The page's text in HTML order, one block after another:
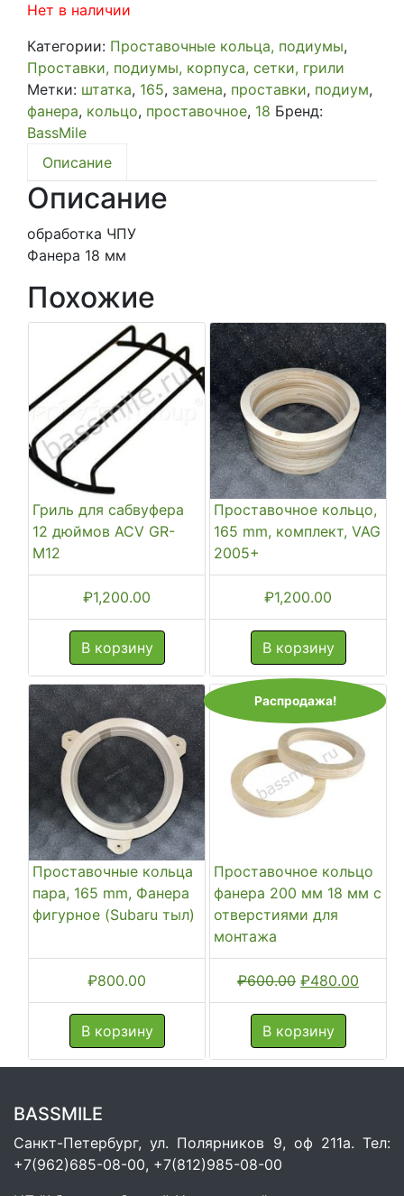
Нет в наличии
Категории: Проставочные кольца, подиумы,
Проставки, подиумы, корпуса, сетки, грили
Метки: штатка, 165, замена, проставки, подиум,
фанера, кольцо, проставочное, 18 Бренд:
BassMile
Описание
Описание
обработка ЧПУ
Фанера 18 мм
Похожие
Гриль для сабвуфера
12 дюймов ACV GR-
M12
₽1,200.00
В корзину
Проставочное кольцо,
165 mm, комплект, VAG
2005+
₽1,200.00
В корзину
Проставочные кольца
пара, 165 mm, Фанера
фигурное (Subaru тыл)
₽800.00
В корзину
Распродажа!
Проставочное кольцо
фанера 200 мм 18 мм с
отверстиями для
монтажа
₽600.00
цена
составляла
₽600.00.
₽480.00
цена:
В корзину
BASSMILE
Санкт-Петербург, ул. Полярников 9, оф 211а. Тел:
+7(962)685-08-00, +7(812)985-08-00